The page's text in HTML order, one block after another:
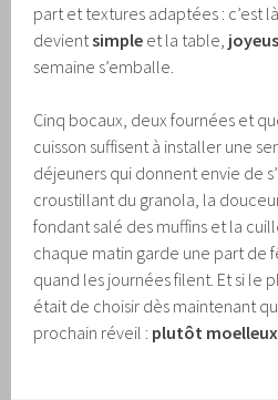
part et textures adaptées : c’est
devientsimple et la table,
semaine s’emballe.
Cinq bocaux, deux fournées et
cuisson suffisent à installer une
déjeuners qui donnent envie de
croustillant du granola, la
fondant salé des muffins et la
chaque matin garde une part de
quand les journées filent. Et si le
était de choisir dès maintenant
prochain réveil : plutôt moelleux